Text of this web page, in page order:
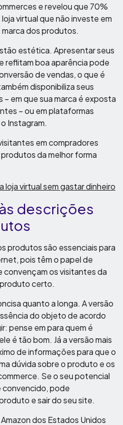
e revelou que 70%
virtual que não investe em
dos produtos.
estética. Apresentar seus
reflitam boa aparência pode
de vendas, o que é
disponibiliza seus
em que sua marca é exposta
– ou em plataformas
Instagram.
em compradores
da melhor forma
loja virtual sem gastar dinheiro
descrições
produtos são essenciais para
pois têm o papel de
os visitantes da
certo.
quanto a longa. A versão
do objeto de acordo
pense em para quem é
é tão bom. Já a versão mais
de informações para que o
dúvida sobre o produto e os
Se o seu potencial
pode
e sair do seu site.
dos Estados Unidos